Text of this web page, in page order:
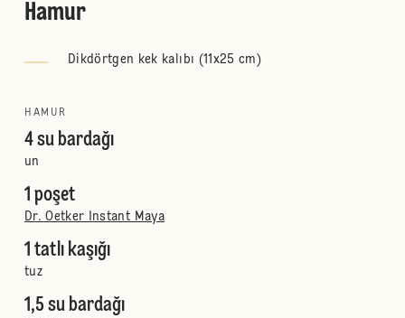
Hamur
Dikdörtgen kek kalıbı (11x25 cm)
HAMUR
4 su bardağı
un
1 poşet
Dr. Oetker Instant Maya
1 tatlı kaşığı
tuz
1,5 su bardağı